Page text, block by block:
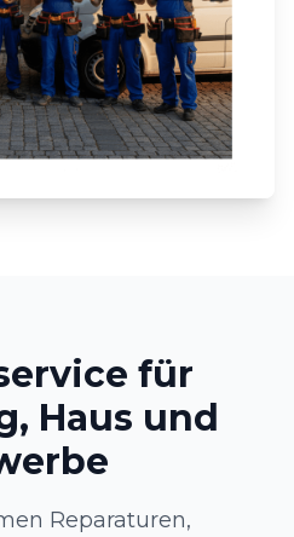
für
Haus und
Reparaturen,